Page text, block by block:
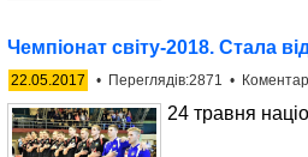
Чемпіонат світу-2018. Стала
22.05.2017 • Переглядів:2871 •
24 травня